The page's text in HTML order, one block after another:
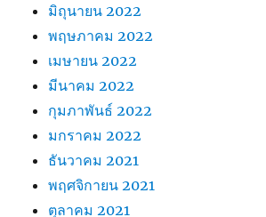
มิถุนายน 2022
พฤษภาคม 2022
เมษายน 2022
มีนาคม 2022
กุมภาพันธ์ 2022
มกราคม 2022
ธันวาคม 2021
พฤศจิกายน 2021
ตุลาคม 2021